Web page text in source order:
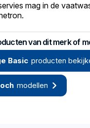
mag in de
van dit merk of
Basic producten
modellen